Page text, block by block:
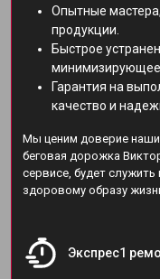
Опытные
продукции.
Быстрое
минимизирующее
Гарантия на
качество и
Мы ценим доверие
беговая дорожка
сервисе, будет
здоровому образу
Экспрес1